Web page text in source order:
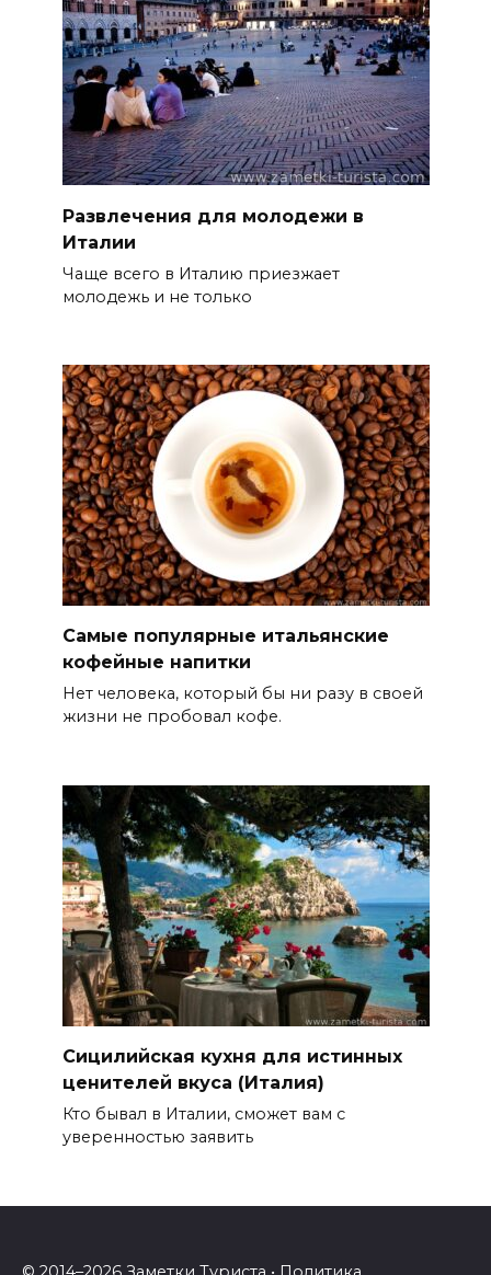
Развлечения для молодежи в
Италии
Чаще всего в Италию приезжает
молодежь и не только
Самые популярные итальянские
кофейные напитки
Нет человека, который бы ни разу в своей
жизни не пробовал кофе.
Сицилийская кухня для истинных
ценителей вкуса (Италия)
Кто бывал в Италии, сможет вам с
уверенностью заявить